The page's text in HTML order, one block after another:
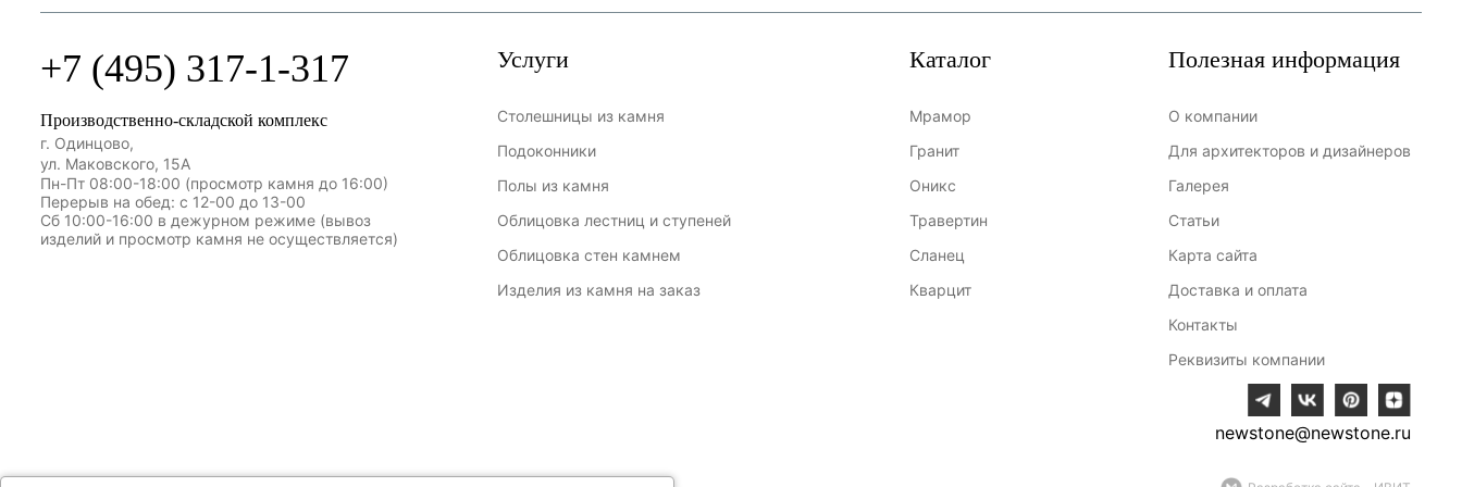
+7 (495) 317-1-317
Производственно-складской комплекс
г. Одинцово,
ул. Маковского, 15А
Пн-Пт 08:00-18:00 (просмотр камня до 16:00)
Перерыв на обед: с 12-00 до 13-00
Сб 10:00-16:00 в дежурном режиме (вывоз
изделий и просмотр камня не осуществляется)
Услуги
Столешницы из камня
Подоконники
Полы из камня
Облицовка лестниц и ступеней
Облицовка стен камнем
Изделия из камня на заказ
Каталог
Мрамор
Гранит
Оникс
Травертин
Сланец
Кварцит
Полезная информация
О компании
Для архитекторов и дизайнеров
Галерея
Статьи
Карта сайта
Доставка и оплата
Контакты
Реквизиты компании
newstone@newstone.ru